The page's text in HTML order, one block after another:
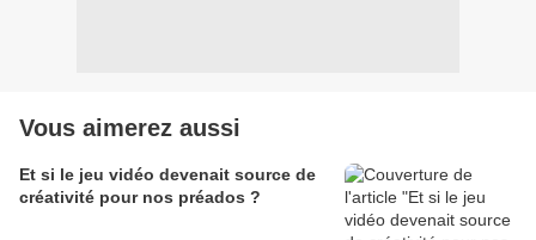
Vous aimerez aussi
Et si le jeu vidéo devenait source de
créativité pour nos préados ?